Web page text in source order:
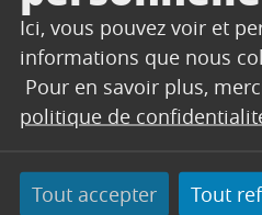
Ici, vous pouvez voir et
informations que nous
Pour en savoir plus,
politique de
Tout accepter Tout
Pour enfants de 4 à
ATELIER DANSE
artistique, culturelle
d’états !
Au programme :